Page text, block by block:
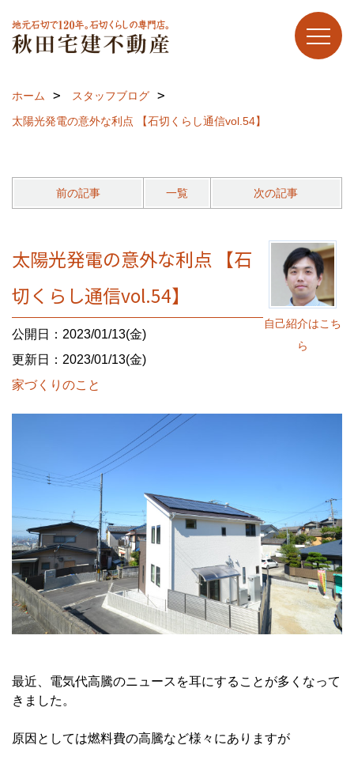
ホーム
スタッフブログ
太陽光発電の意外な利点 【石切くらし通信vol.54】
前の記事 一覧 次の記事
自己紹介はこち
ら
太陽光発電の意外な利点 【石
切くらし通信vol.54】
公開日：2023/01/13(金)
更新日：2023/01/13(金)
家づくりのこと
最近、電気代高騰のニュースを耳にすることが多くなって
きました。
原因としては燃料費の高騰など様々にありますが